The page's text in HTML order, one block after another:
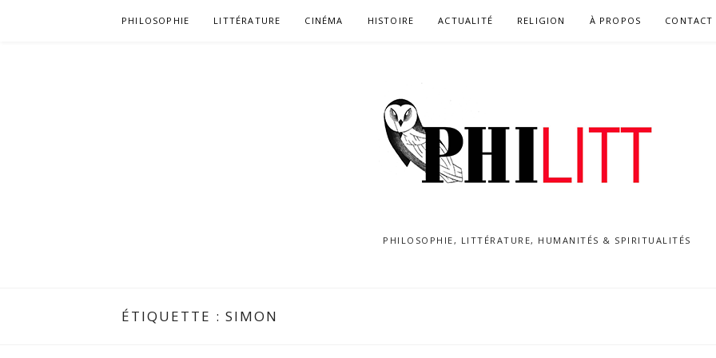
PHILOSOPHIE LITTÉRATURE CINÉMA HISTOIRE ACTUALITÉ RELIGION À PROPOS CONTACT
PHILOSOPHIE, LITTÉRATURE, HUMANITÉS & SPIRITUALITÉS
ÉTIQUETTE : SIMON